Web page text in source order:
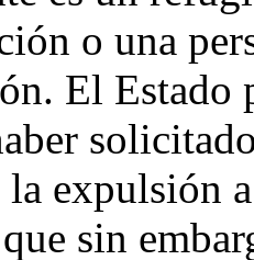
o una
El Estado
la expulsión
sin